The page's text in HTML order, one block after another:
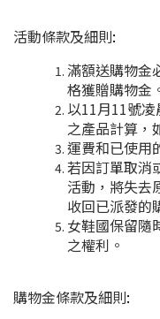
活動條款及細則:
滿額送購物金
格獲贈購物金
以11月11號
之產品計算，
運費和已使用
若因訂單取消
活動，將失去
收回已派發的
女鞋國保留隨
之權利。
購物金條款及細則: